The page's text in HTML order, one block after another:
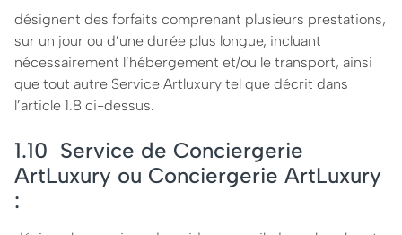
désignent des forfaits comprenant plusieurs prestations,
sur un jour ou d’une durée plus longue, incluant
nécessairement l’hébergement et/ou le transport, ainsi
que tout autre Service Artluxury tel que décrit dans
l’article 1.8 ci-dessus.
1.10 Service de Conciergerie
ArtLuxury ou Conciergerie ArtLuxury
: